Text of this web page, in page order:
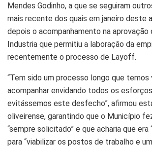
Mendes Godinho, a que se seguiram
mais recente dos quais em janeiro deste
depois o acompanhamento na aprovação
Industria que permitiu a laboração da
recentemente o processo de Layoff.
“Tem sido um processo longo que temos
acompanhar envidando todos os
evitássemos este desfecho”, afirmou
oliveirense, garantindo que o Município
“sempre solicitado” e que acharia que era
para “viabilizar os postos de trabalho e